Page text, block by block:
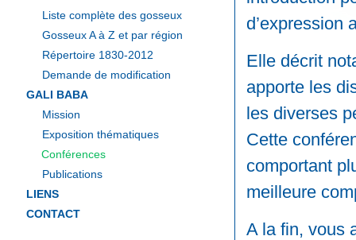
Liste complète des gosseux
Gosseux A à Z et par région
Répertoire 1830-2012
Demande de modification
GALI BABA
Mission
Exposition thématiques
Conférences
Publications
LIENS
CONTACT
d’expression
Elle décrit
apporte les
les diverses
Cette
comportant
meilleure
A la fin, vous